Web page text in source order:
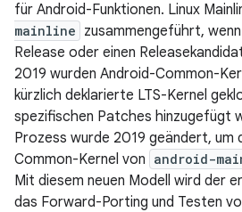
für Android-Funktionen. Linux
mainline zusammengeführt,
Release oder einen
2019 wurden Android-Common-
kürzlich deklarierte LTS-Kernel
spezifischen Patches hinzugefügt
Prozess wurde 2019 geändert, um
Common-Kernel von android-
Mit diesem neuen Modell wird der
das Forward-Porting und Testen